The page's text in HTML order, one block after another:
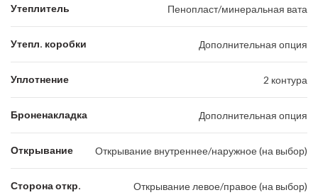
Утеплитель Пенопласт/минеральная вата
Утепл. коробки Дополнительная опция
Уплотнение 2 контура
Броненакладка Дополнительная опция
Открывание Открывание внутреннее/наружное (на выбор)
Сторона откр. Открывание левое/правое (на выбор)